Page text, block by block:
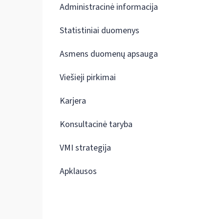
Administracinė informacija
Statistiniai duomenys
Asmens duomenų apsauga
Viešieji pirkimai
Karjera
Konsultacinė taryba
VMI strategija
Apklausos